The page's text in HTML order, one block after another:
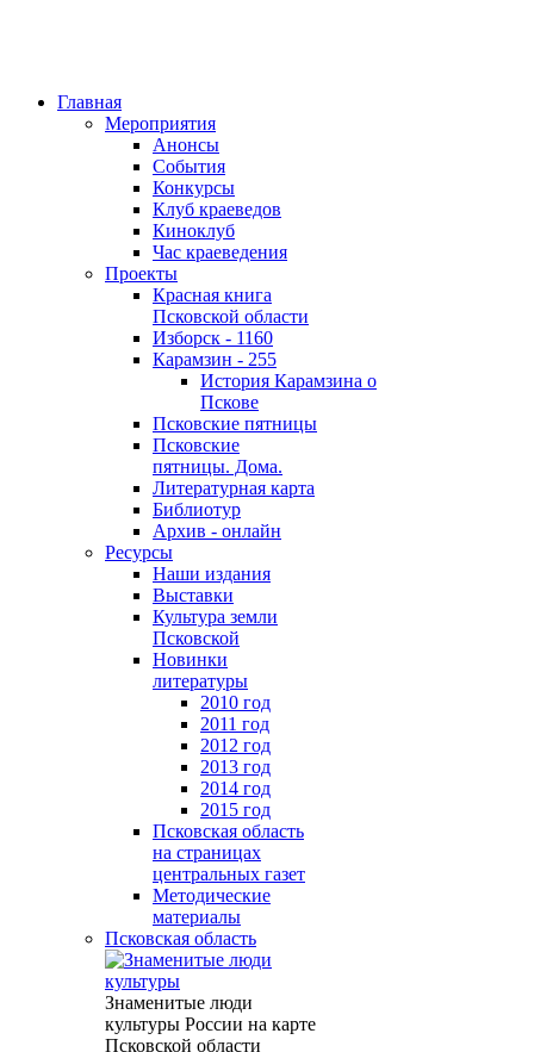
Главная
Мероприятия
Анонсы
События
Конкурсы
Клуб краеведов
Киноклуб
Час краеведения
Проекты
Красная книга
Псковской области
Изборск - 1160
Карамзин - 255
История Карамзина о
Пскове
Псковские пятницы
Псковские
пятницы. Дома.
Литературная карта
Библиотур
Архив - онлайн
Ресурсы
Наши издания
Выставки
Культура земли
Псковской
Новинки
литературы
2010 год
2011 год
2012 год
2013 год
2014 год
2015 год
Псковская область
на страницах
центральных газет
Методические
материалы
Псковская область
Знаменитые люди
культуры России на карте
Псковской области